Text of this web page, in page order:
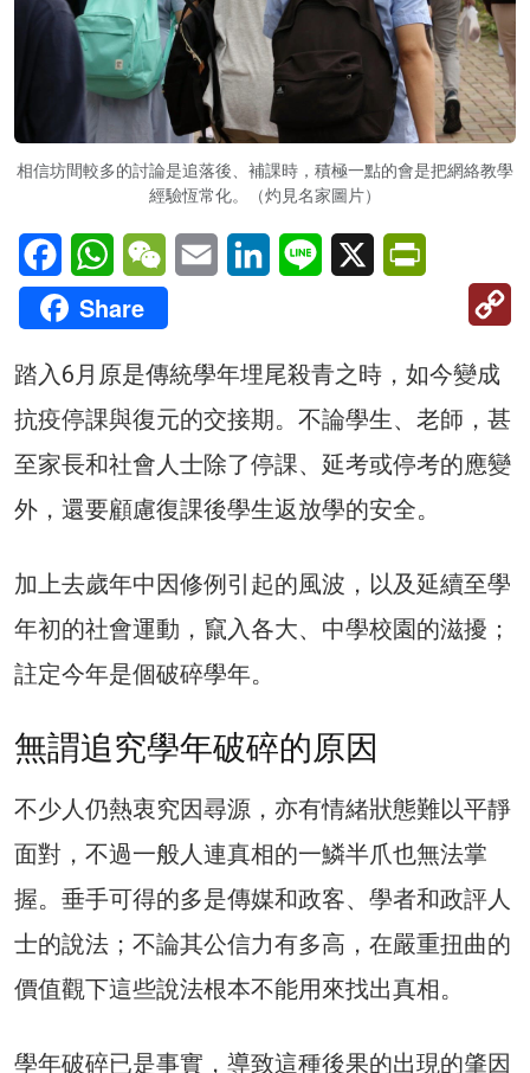
相信坊間較多的討論是追落後、補課時，積極一點的會是把網絡教學
經驗恆常化。（灼見名家圖片）
FacebookWhatsAppWeChatEmail LinkedInLine X
Share
踏入6月原是傳統學年埋尾殺青之時，如今變成
抗疫停課與復元的交接期。不論學生、老師，甚
至家長和社會人士除了停課、延考或停考的應變
外，還要顧慮復課後學生返放學的安全。
加上去歲年中因修例引起的風波，以及延續至學
年初的社會運動，竄入各大、中學校園的滋擾；
註定今年是個破碎學年。
無謂追究學年破碎的原因
不少人仍熱衷究因尋源，亦有情緒狀態難以平靜
面對，不過一般人連真相的一鱗半爪也無法掌
握。垂手可得的多是傳媒和政客、學者和政評人
士的說法；不論其公信力有多高，在嚴重扭曲的
價值觀下這些說法根本不能用來找出真相。
學年破碎已是事實，導致這種後果的出現的肇因